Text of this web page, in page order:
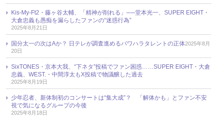
Kis-My-Ft2・藤ヶ谷太輔、「精神が削れる」──堂本光一、SUPER EIGHT・
大倉忠義も愚痴を漏らしたファンの“迷惑行為”
2025年8月21日
国分太一の次はAか？ 日テレが調査進めるパワハラタレントの正体2025年8月
20日
SixTONES・京本大我、“下ネタ”投稿でファン困惑……SUPER EIGHT・大倉
忠義、WEST.・中間淳太もX投稿で物議醸した過去
2025年8月19日
少年忍者、新体制初のコンサートは“集大成”？ 「解体かも」とファン不安
視で気になるグループの今後
2025年8月18日